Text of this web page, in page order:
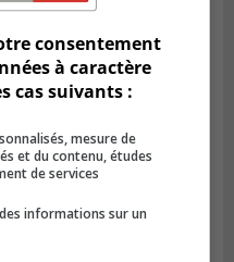
alimentaires à
consentement
à caractère
cas suivants :
mesure de
et du contenu, études
de services
informations sur un